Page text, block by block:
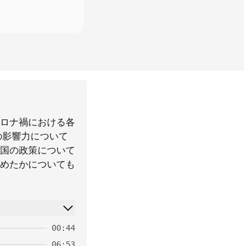
ナ禍における各
響力について
の政策について
たかについても
00:44